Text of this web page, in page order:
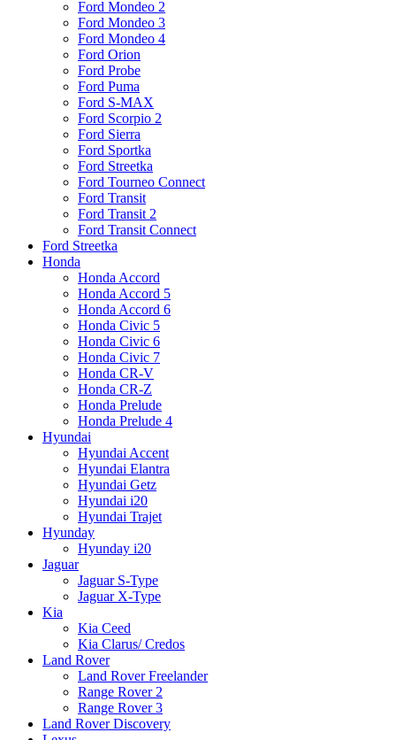
Ford Mondeo 2
Ford Mondeo 3
Ford Mondeo 4
Ford Orion
Ford Probe
Ford Puma
Ford S-MAX
Ford Scorpio 2
Ford Sierra
Ford Sportka
Ford Streetka
Ford Tourneo Connect
Ford Transit
Ford Transit 2
Ford Transit Connect
Ford Streetka
Honda
Honda Accord
Honda Accord 5
Honda Accord 6
Honda Civic 5
Honda Civic 6
Honda Civic 7
Honda CR-V
Honda CR-Z
Honda Prelude
Honda Prelude 4
Hyundai
Hyundai Accent
Hyundai Elantra
Hyundai Getz
Hyundai i20
Hyundai Trajet
Hyunday
Hyunday i20
Jaguar
Jaguar S-Type
Jaguar X-Type
Kia
Kia Ceed
Kia Clarus/ Credos
Land Rover
Land Rover Freelander
Range Rover 2
Range Rover 3
Land Rover Discovery